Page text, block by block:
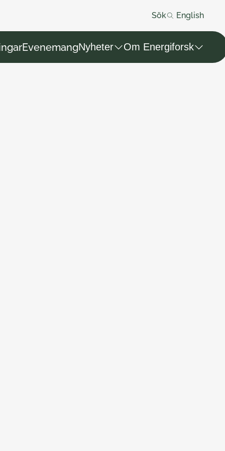
Sök English
EvenemangNyheter Om Energiforsk